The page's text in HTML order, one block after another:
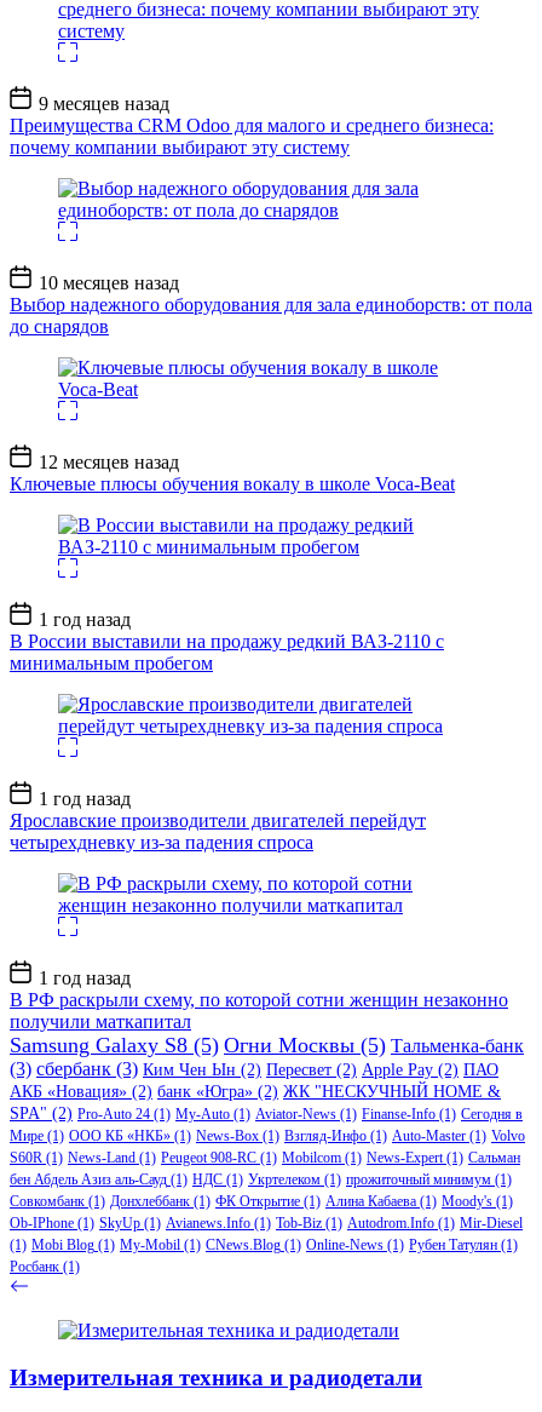
Дата
записи
9 месяцев назад
Преимущества CRM Odoo для малого и среднего бизнеса:
почему компании выбирают эту систему
Дата
записи
10 месяцев назад
Выбор надежного оборудования для зала единоборств: от пола
до снарядов
Дата
записи
12 месяцев назад
Ключевые плюсы обучения вокалу в школе Voca-Beat
Дата
записи
1 год назад
В России выставили на продажу редкий ВАЗ-2110 с
минимальным пробегом
Дата
записи
1 год назад
Ярославские производители двигателей перейдут
четырехдневку из-за падения спроса
Дата
записи
1 год назад
В РФ раскрыли схему, по которой сотни женщин незаконно
получили маткапитал
Samsung Galaxy S8 (5) Огни Москвы (5) Тальменка-банк
(3) сбербанк (3) Ким Чен Ын (2) Пересвет (2) Apple Pay (2) ПАО
АКБ «Новация» (2) банк «Югра» (2) ЖК "НЕСКУЧНЫЙ HOME &
SPA" (2) Pro-Auto 24 (1) My-Auto (1) Aviator-News (1) Finanse-Info (1) Сегодня в
Мире (1) ООО КБ «НКБ» (1) News-Box (1) Взгляд-Инфо (1) Auto-Master (1) Volvo
S60R (1) News-Land (1) Peugeot 908-RC (1) Mobilcom (1) News-Expert(1) Сальман
бен Абдель Азиз аль-Сауд (1) НДС (1) Укртелеком (1) прожиточный минимум (1)
Совкомбанк (1) Донхлеббанк (1) ФК Открытие (1) Алина Кабаева (1) Moody's (1)
Ob-IPhone (1) SkyUp (1) Avianews.Info (1) Tob-Biz (1) Autodrom.Info (1) Mir-Diesel
(1) Mobi Blog (1) My-Mobil (1) CNews.Blog (1) Online-News (1) Рубен Татулян (1)
Росбанк (1)
Измерительная техника и радиодетали